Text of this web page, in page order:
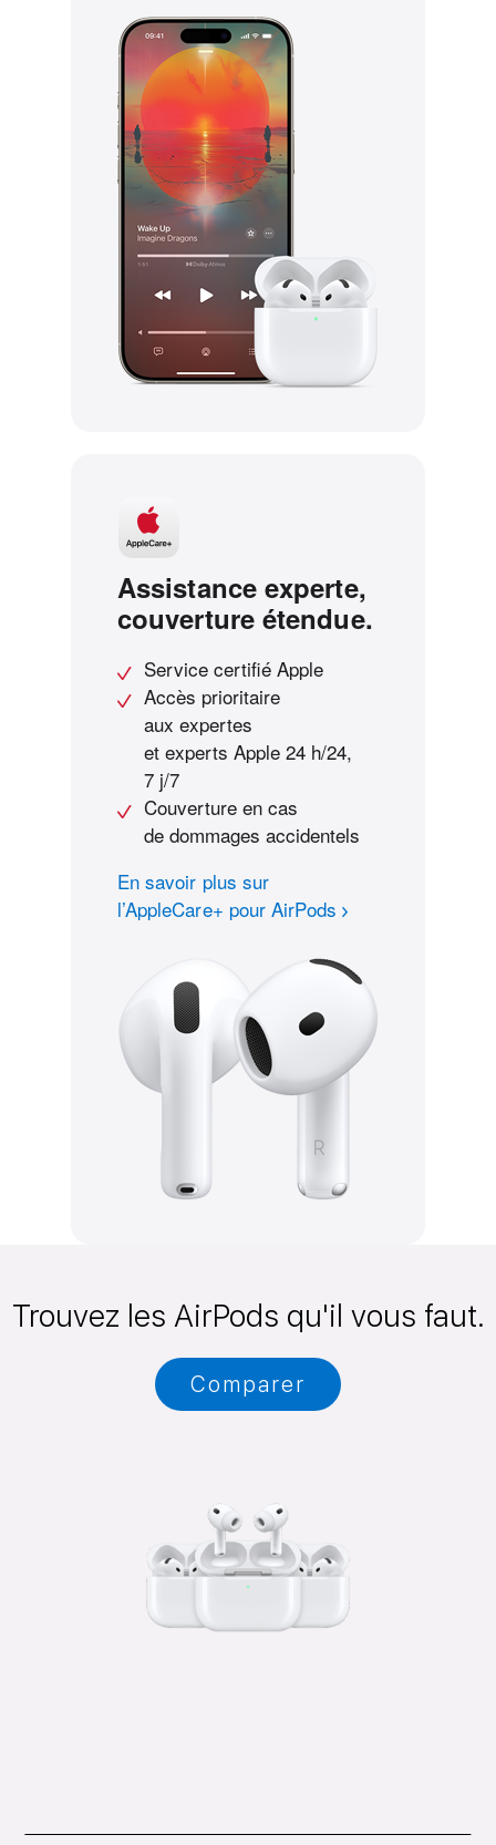
Assistance experte,
couverture étendue.
Service certifié Apple
Accès prioritaire
aux expertes
et experts Apple 24 h/24,
7 j/7
Couverture en cas
de dommages accidentels
En savoir plus sur
l’AppleCare+ pour AirPods
Trouvez les AirPods qu'il vous faut.
Comparer